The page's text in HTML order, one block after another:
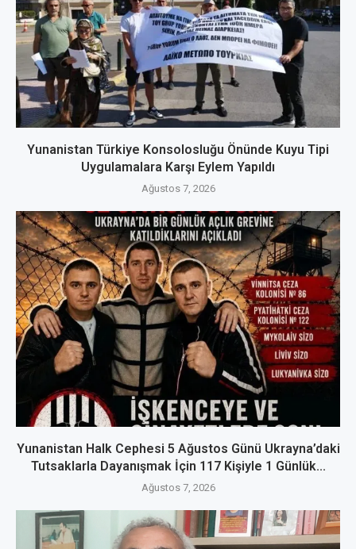
Yunanistan Türkiye Konsolosluğu Önünde Kuyu Tipi
Uygulamalara Karşı Eylem Yapıldı
Ağustos 7, 2026
Yunanistan Halk Cephesi 5 Ağustos Günü Ukrayna’daki
Tutsaklarla Dayanışmak İçin 117 Kişiyle 1 Günlük...
Ağustos 7, 2026